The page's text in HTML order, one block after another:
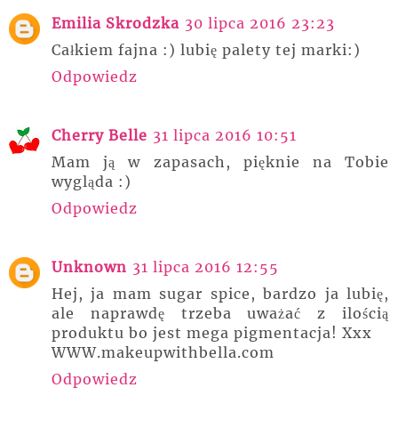
Emilia Skrodzka 30 lipca 2016 23:23
Całkiem fajna :) lubię palety tej marki:)
Odpowiedz
Cherry Belle 31 lipca 2016 10:51
Mam ją w zapasach, pięknie na Tobie
wygląda :)
Odpowiedz
Unknown 31 lipca 2016 12:55
Hej, ja mam sugar spice, bardzo ja lubię,
ale naprawdę trzeba uważać z ilością
produktu bo jest mega pigmentacja! Xxx
WWW.makeupwithbella.com
Odpowiedz